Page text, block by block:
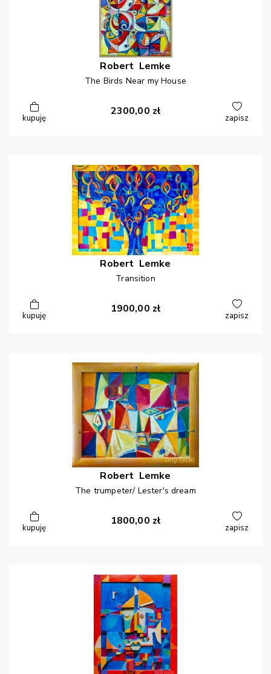
Robert Lemke
The Birds Near my House
kupuję
2300,00 zł
zapisz
Robert Lemke
Transition
kupuję
1900,00 zł
zapisz
Robert Lemke
The trumpeter/ Lester's dream
kupuję
1800,00 zł
zapisz